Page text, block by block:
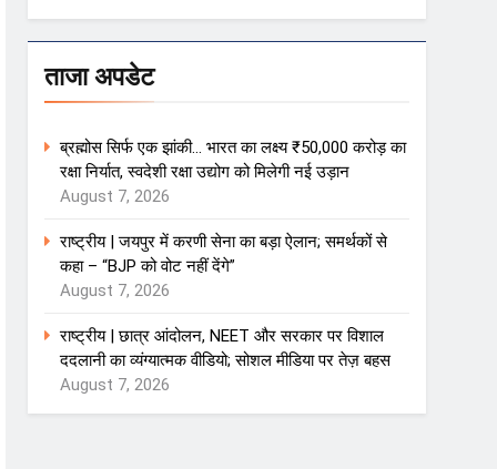
राजनीतिक गलियारों में बहस तेज़
ताजा अपडेट
ब्रह्मोस सिर्फ एक झांकी… भारत का लक्ष्य ₹50,000 करोड़ का
रक्षा निर्यात, स्वदेशी रक्षा उद्योग को मिलेगी नई उड़ान
August 7, 2026
राष्ट्रीय | जयपुर में करणी सेना का बड़ा ऐलान; समर्थकों से
कहा – “BJP को वोट नहीं देंगे”
August 7, 2026
राष्ट्रीय | छात्र आंदोलन, NEET और सरकार पर विशाल
ददलानी का व्यंग्यात्मक वीडियो; सोशल मीडिया पर तेज़ बहस
August 7, 2026